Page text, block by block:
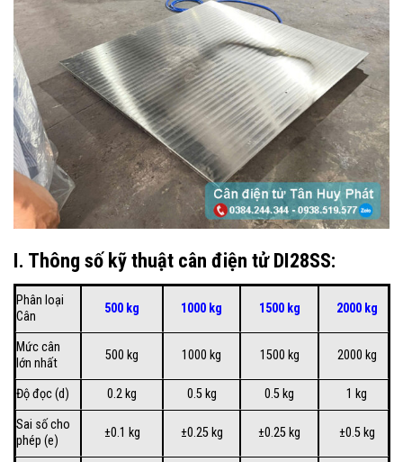
I. Thông số kỹ thuật cân điện tử DI28SS:
Phân loại
Cân
500 kg 1000 kg 1500 kg 2000 kg
Mức cân
lớn nhất
500 kg 1000 kg 1500 kg 2000 kg
Độ đọc (d) 0.2 kg 0.5 kg 0.5 kg
1 kg
Sai số cho
phép (e)
±0.1 kg ±0.25 kg ±0.25 kg ±0.5 kg